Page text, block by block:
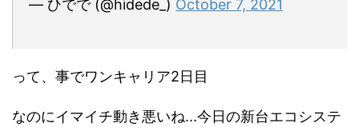
— ひでで (@hidede_) October 7, 2021
って、事でワンキャリア2日目
なのにイマイチ動き悪いね...今日の新台エコシステ